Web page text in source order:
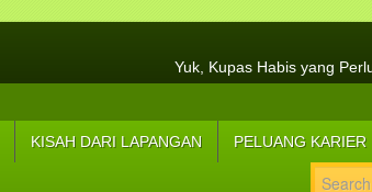
Yuk, Kupas Habis yang
3 Tips Menjaga Tubuh
Suplemen
KISAH DARI LAPANGAN PELUANG KARIER